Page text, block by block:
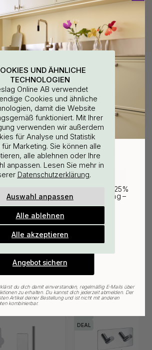
Sie zusammen mit
Produkte
DEAL
UND ÄHNLICHE
TECHNOLOGIEN
Online AB verwendet
Cookies und ähnliche
damit die Website
funktioniert. Mit Ihrer
verwenden wir außerdem
für Analyse und Statistik
Marketing. Sie können alle
alle ablehnen oder Ihre
anpassen. Lesen Sie mehr in
Datenschutzerklärung.
Auswahl anpassen
Alle ablehnen
Alle akzeptieren
RATHER VISIT?
CHANGE COUNTRY
Rabatt auf deinen
Artikel
Newsletter an und erhalte 25%
günstigsten Artikel deiner Bestellung –
und exklusive Angebote.
Gültig bis zum 31. August
Angebot sichern
du dich damit einverstanden, regelmäßig E-Mails über
zu erhalten. Du kannst dich jederzeit abmelden. Der
Artikel deiner Bestellung und ist nicht mit anderen
kombinierbar.